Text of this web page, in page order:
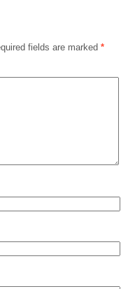
fields are marked *